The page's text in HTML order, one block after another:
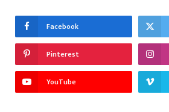
Facebook
Pinterest
YouTube